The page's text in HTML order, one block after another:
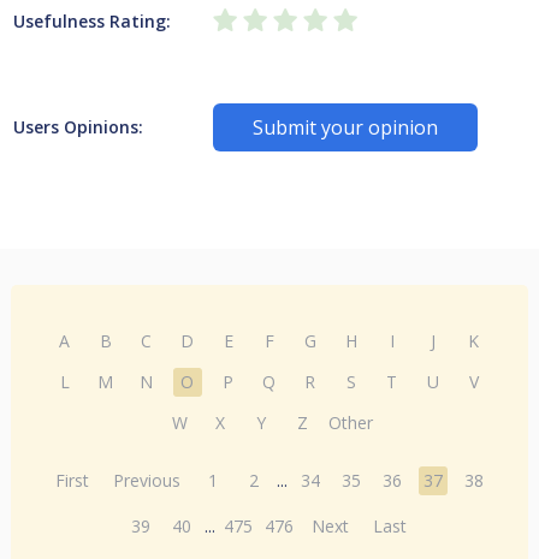
Usefulness Rating:
Users Opinions: Submit your opinion
A B C D E F G H I J
K
L
M N O P Q R S T U
V
W
X Y Z Other
First Previous 1 2 ... 34 35 36 37
38
39
40 ... 475 476 Next Last